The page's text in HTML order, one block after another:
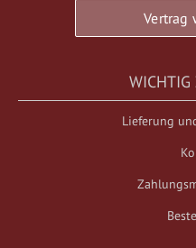
Vertrag
WICHTIG
Lieferung